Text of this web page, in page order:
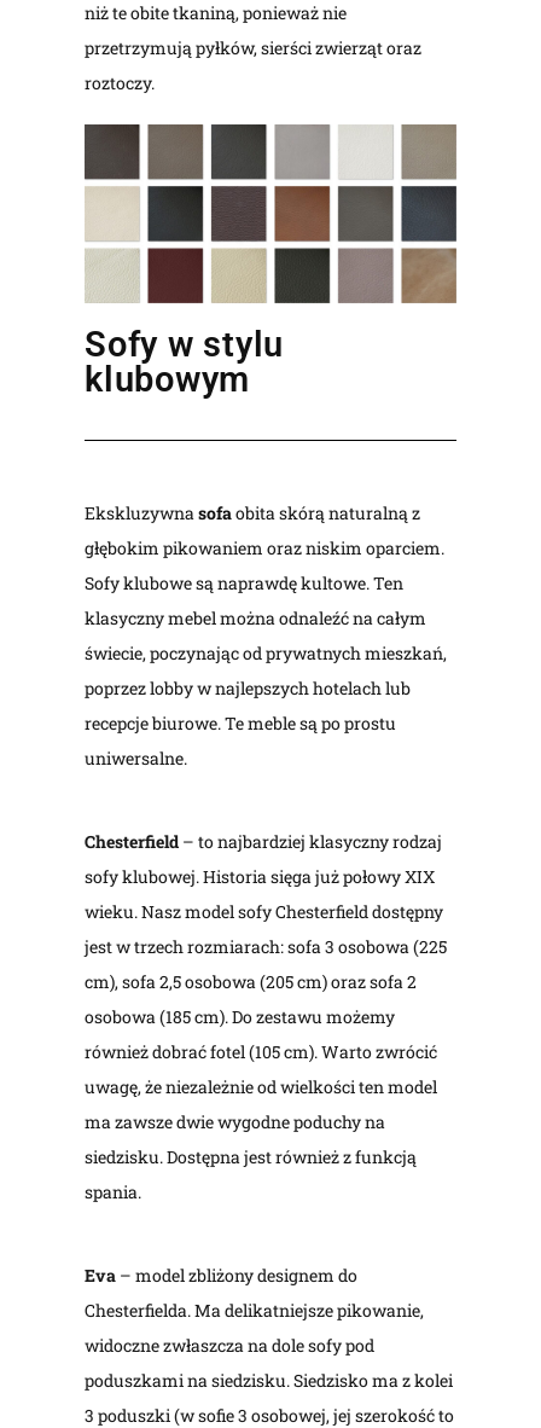
niż te obite tkaniną, ponieważ nie
przetrzymują pyłków, sierści zwierząt oraz
roztoczy.
Sofy w stylu
klubowym
Ekskluzywnasofaobita skórą naturalną z
głębokim pikowaniem oraz niskim oparciem.
Sofy klubowe są naprawdę kultowe. Ten
klasyczny mebel można odnaleźć na całym
świecie, poczynając od prywatnych mieszkań,
poprzez lobby w najlepszych hotelach lub
recepcje biurowe. Te meble są po prostu
uniwersalne.
Chesterfield – to najbardziej klasyczny rodzaj
sofy klubowej. Historia sięga już połowy XIX
wieku. Nasz model sofy Chesterfield dostępny
jest w trzech rozmiarach: sofa 3 osobowa (225
cm), sofa 2,5 osobowa (205 cm) oraz sofa 2
osobowa (185 cm). Do zestawu możemy
również dobrać fotel (105 cm). Warto zwrócić
uwagę, że niezależnie od wielkości ten model
ma zawsze dwie wygodne poduchy na
siedzisku. Dostępna jest również z funkcją
spania.
Eva – model zbliżony designem do
Chesterfielda. Ma delikatniejsze pikowanie,
widoczne zwłaszcza na dole sofy pod
poduszkami na siedzisku. Siedzisko ma z kolei
3 poduszki (w sofie 3 osobowej, jej szerokość to